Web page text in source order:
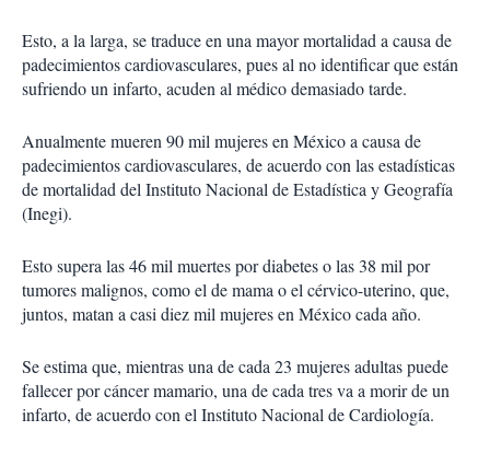
Esto, a la larga, se traduce en una mayor mortalidad a causa de
padecimientos cardiovasculares, pues al no identificar que están
sufriendo un infarto, acuden al médico demasiado tarde.
Anualmente mueren 90 mil mujeres en México a causa de
padecimientos cardiovasculares, de acuerdo con las estadísticas
de mortalidad del Instituto Nacional de Estadística y Geografía
(Inegi).
Esto supera las 46 mil muertes por diabetes o las 38 mil por
tumores malignos, como el de mama o el cérvico-uterino, que,
juntos, matan a casi diez mil mujeres en México cada año.
Se estima que, mientras una de cada 23 mujeres adultas puede
fallecer por cáncer mamario, una de cada tres va a morir de un
infarto, de acuerdo con el Instituto Nacional de Cardiología.